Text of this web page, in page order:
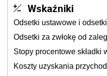
Wskaźniki
Odsetki ustawowe i
Odsetki za zwłokę od
Stopy procentowe składki
Koszty uzyskania